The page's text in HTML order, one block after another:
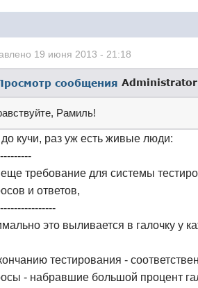
19 июня 2013 - 21:18
Рамиль!
кучи, раз уж есть живые люди:
еще требование для системы
и ответов,
это выливается в галочку у
тестирования -
- набравшие большой процент